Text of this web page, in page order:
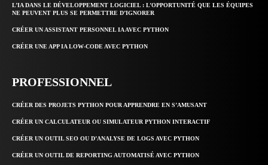
L’IA DANS LE DÉVELOPPEMENT LOGICIEL : L’OPPORTUNITÉ QUE LES ÉQUIPES
NE PEUVENT PLUS SE PERMETTRE D’IGNORER
CRÉER UN ASSISTANT PERSONNEL IA AVEC PYTHON
CRÉER UNE APP IA LOW-CODE AVEC PYTHON
PROFESSIONNEL
CRÉER DES PROJETS PYTHON POUR APPRENDRE EN S’AMUSANT
CRÉER UN CALCULATEUR OU SIMULATEUR PYTHON INTERACTIF
CRÉER UN OUTIL SEO OU D’ANALYSE DE LOGS AVEC PYTHON
CRÉER UN OUTIL DE REPORTING AUTOMATISÉ AVEC PYTHON